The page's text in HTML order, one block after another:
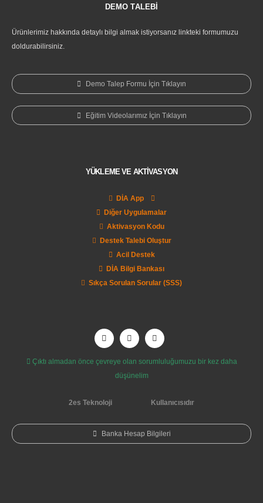
DEMO TALEBİ
Ürünlerimiz hakkında detaylı bilgi almak istiyorsanız linkteki formumuzu
doldurabilirsiniz.
Demo Talep Formu İçin Tıklayın
Eğitim Videolarımız İçin Tıklayın
YÜKLEME VE AKTİVASYON
DİA App
Diğer Uygulamalar
Aktivasyon Kodu
Destek Talebi Oluştur
Acil Destek
DİA Bilgi Bankası
Sıkça Sorulan Sorular (SSS)
Çıktı almadan önce çevreye olan sorumluluğumuzu bir kez daha
düşünelim
2es Teknoloji Kullanıcısıdır
Banka Hesap Bilgileri